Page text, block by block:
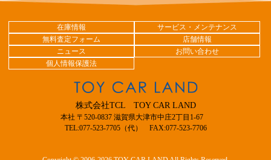
在庫情報
サービス・メンテナンス
無料査定フォーム
店舗情報
ニュース
お問い合わせ
個人情報保護法
株式会社TCL TOY CAR LAND
本社 〒520-0837 滋賀県大津市中庄2丁目1-67
TEL:077-523-7705（代） FAX:077-523-7706